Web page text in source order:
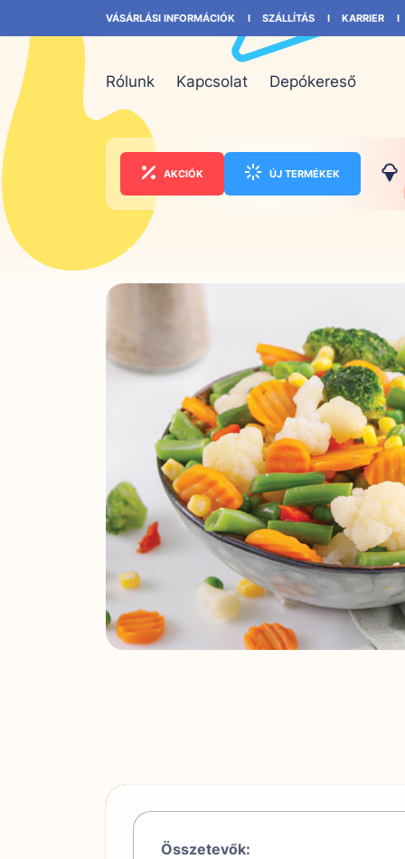
VÁSÁRLÁSI INFORMÁCIÓK SZÁLLÍTÁS KARRIER
Rólunk Kapcsolat Depókereső
AKCIÓK ÚJ TERMÉKEK
Összetevők: